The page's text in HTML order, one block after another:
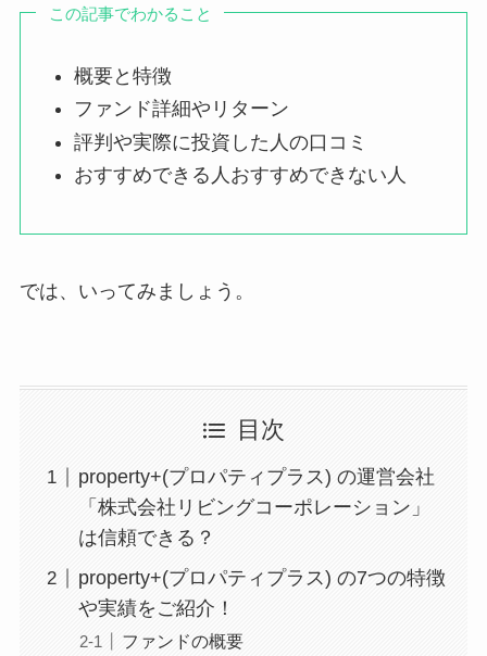
この記事でわかること
概要と特徴
ファンド詳細やリターン
評判や実際に投資した人の口コミ
おすすめできる人おすすめできない人
では、いってみましょう。
目次
property+(プロパティプラス) の運営会社
「株式会社リビングコーポレーション」
は信頼できる？
property+(プロパティプラス) の7つの特徴
や実績をご紹介！
ファンドの概要